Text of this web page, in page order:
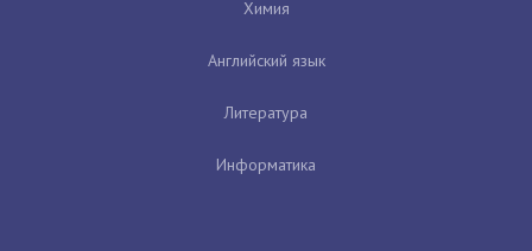
Химия
Английский язык
Литература
Информатика